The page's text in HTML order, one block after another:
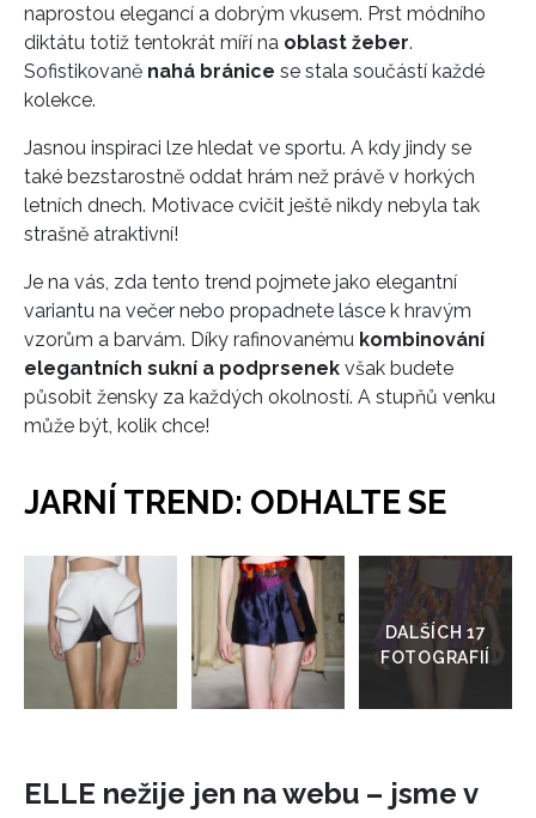
naprostou elegancí a dobrým vkusem. Prst módního
diktátu totiž tentokrát míří na oblast žeber.
Sofistikovaně nahá bránice se stala součástí každé
kolekce.
Jasnou inspiraci lze hledat ve sportu. A kdy jindy se
také bezstarostně oddat hrám než právě v horkých
letních dnech. Motivace cvičit ještě nikdy nebyla tak
strašně atraktivní!
Je na vás, zda tento trend pojmete jako elegantní
variantu na večer nebo propadnete lásce k hravým
vzorům a barvám. Díky rafinovanému kombinování
elegantních sukní a podprsenek však budete
působit žensky za každých okolností. A stupňů venku
může být, kolik chce!
JARNÍ TREND: ODHALTE SE
Přejít
do
galerie
ELLE nežije jen na webu – jsme v